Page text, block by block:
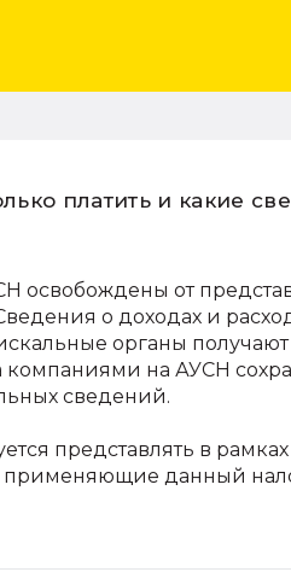
платить и какие
освобождены от
о доходах и
органы
на АУСН
сведений.
представлять в
применяющие данный